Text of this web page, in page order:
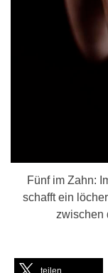
Fünf im Zahn:
schafft ein
zwischen
teilen